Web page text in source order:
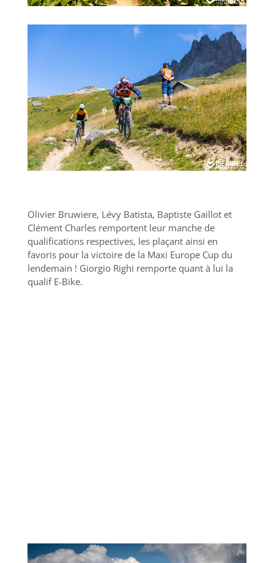
Olivier Bruwiere, Lévy Batista, Baptiste Gaillot et
Clément Charles remportent leur manche de
qualifications respectives, les plaçant ainsi en
favoris pour la victoire de la Maxi Europe Cup du
lendemain ! Giorgio Righi remporte quant à lui la
qualif E-Bike.